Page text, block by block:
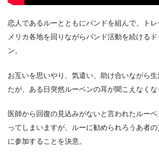
＼＼30日間無料!!お試し解約も
今すぐ無料でAmazonプライムビデオ
恋人であるルーとともにバンドを組んで、ト
メリカ各地を回りながらバンド活動を続ける
ン。
お互いを思いやり、気遣い、助け合いながら
たが、ある日突然ルーベンの耳が聞こえなくな
医師から回復の見込みがないと言われたルー
ってしまいますが、ルーに勧められろうあ者
に参加することを決意。